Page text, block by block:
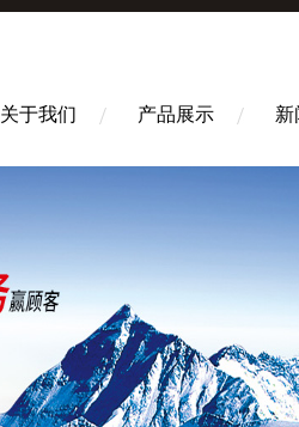
关于我们 产品展示 新